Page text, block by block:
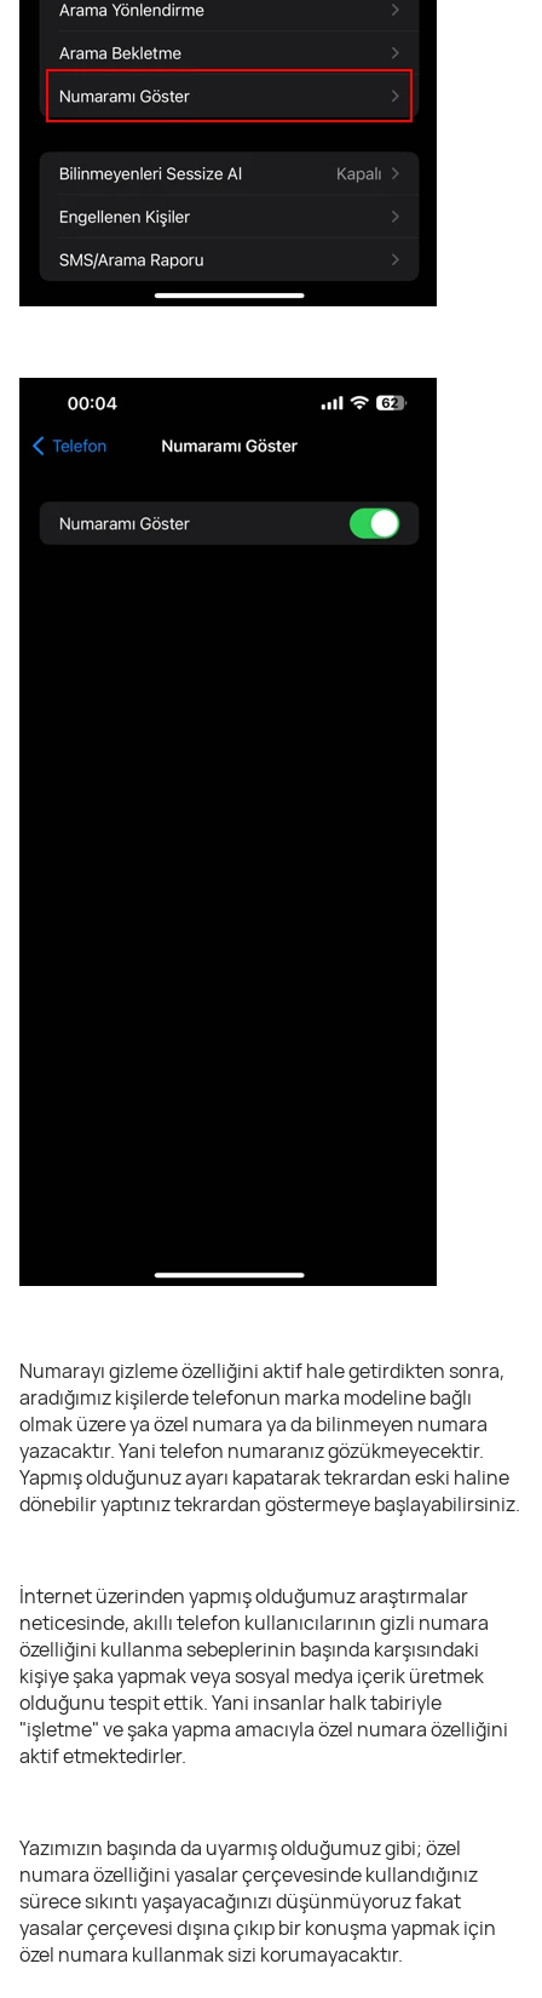
Numarayı gizleme özelliğini aktif hale getirdikten sonra,
aradığımız kişilerde telefonun marka modeline bağlı
olmak üzere ya özel numara ya da bilinmeyen numara
yazacaktır. Yani telefon numaranız gözükmeyecektir.
Yapmış olduğunuz ayarı kapatarak tekrardan eski haline
dönebilir yaptınız tekrardan göstermeye başlayabilirsiniz.
İnternet üzerinden yapmış olduğumuz araştırmalar
neticesinde, akıllı telefon kullanıcılarının gizli numara
özelliğini kullanma sebeplerinin başında karşısındaki
kişiye şaka yapmak veya sosyal medya içerik üretmek
olduğunu tespit ettik. Yani insanlar halk tabiriyle
"işletme" ve şaka yapma amacıyla özel numara özelliğini
aktif etmektedirler.
Yazımızın başında da uyarmış olduğumuz gibi; özel
numara özelliğini yasalar çerçevesinde kullandığınız
sürece sıkıntı yaşayacağınızı düşünmüyoruz fakat
yasalar çerçevesi dışına çıkıp bir konuşma yapmak için
özel numara kullanmak sizi korumayacaktır.